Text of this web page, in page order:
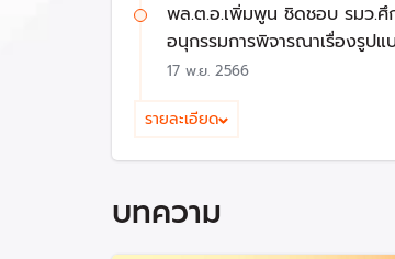
• ลดภาระครูและบุคลากรทางการ
• ลดภาระนักเรียนและผู้ปกครอง
ปีงบประมาณ 2567
จัดการเรียนการสอนผ่านระบบเทค
พล.ต.อ.เพิ่มพูน ชิดชอบ รมว.
อนุกรรมการพิจารณาเรื่องรูป
17 พ.ย. 2566
รายละเอียด
บทความ